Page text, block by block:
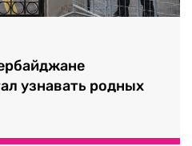
узнавать родных